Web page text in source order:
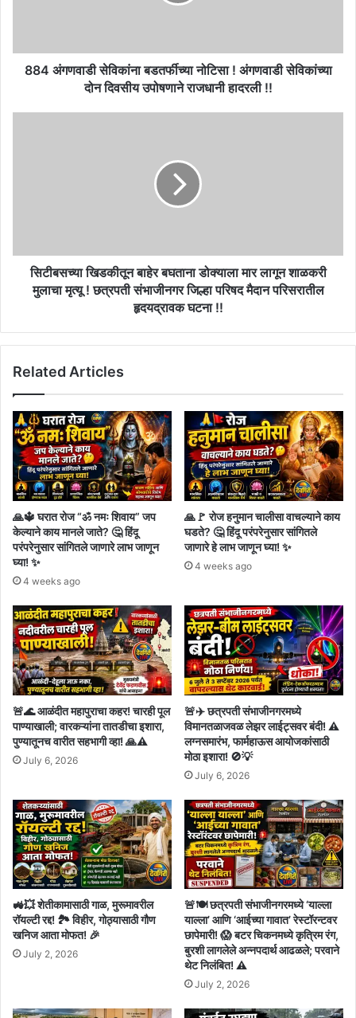
दोन
दिवसीय
884 अंगणवाडी सेविकांना बडतर्फीच्या नोटिसा ! अंगणवाडी सेविकांच्या
दोन दिवसीय उपोषणाने राजधानी हादरली !!
मुलाचा
जिल्हा
मैदान
घटना
!!
सिटीबसच्या खिडकीतून बाहेर बघताना डोक्याला मार लागून शाळकरी
मुलाचा मृत्यू ! छत्रपती संभाजीनगर जिल्हा परिषद मैदान परिसरातील
हृदयद्रावक घटना !!
Related Articles
🙏🔱 घरात रोज “ॐ नमः शिवाय” जप
केल्याने काय मानले जाते? 🤔 हिंदू
परंपरेनुसार सांगितले जाणारे लाभ जाणून
घ्या! ✨
4 weeks ago
🙏🚩 रोज हनुमान चालीसा वाचल्याने काय
घडते? 🤔 हिंदू परंपरेनुसार सांगितले
जाणारे हे लाभ जाणून घ्या! ✨
4 weeks ago
🚨🌊 आळंदीत महापुराचा कहर! चारही पूल
पाण्याखाली; वारकऱ्यांना तातडीचा इशारा,
पुण्यातूनच वारीत सहभागी व्हा! 🙏⚠️
July 6, 2026
🚨✈️ छत्रपती संभाजीनगरमध्ये
विमानतळाजवळ लेझर लाईट्सवर बंदी! ⚠️
लग्नसमारंभ, फार्महाऊस आयोजकांसाठी
मोठा इशारा! 🚫💡
July 6, 2026
🚜💥 शेतीकामासाठी गाळ, मुरूमावरील
रॉयल्टी रद्द! 🏞️ विहीर, गोठ्यासाठी गौण
खनिज आता मोफत! 🎉
July 2, 2026
🚨🍽️ छत्रपती संभाजीनगरमध्ये ‘याल्ला
याल्ला’ आणि ‘आईच्या गावात’ रेस्टॉरन्टवर
छापेमारी! 😱 बटर चिकनमध्ये कृत्रिम रंग,
बुरशी लागलेले अन्नपदार्थ आढळले; परवाने
थेट निलंबित! ⚠️
July 2, 2026